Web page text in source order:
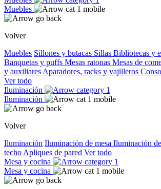
Muebles
Volver
Muebles Sillones y butacas Sillas Bibliotecas y
Banquetas y puffs Mesas ratonas Mesas de
y auxiliares Aparadores, racks y vajilleros
Ver todo
Iluminación
Iluminación
Volver
Iluminación Iluminación de mesa Iluminación
techo Apliques de pared Ver todo
Mesa y cocina
Mesa y cocina